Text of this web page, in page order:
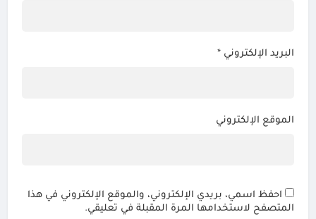
البريد الإلكتروني *
الموقع الإلكتروني
احفظ اسمي، بريدي الإلكتروني، والموقع الإلكتروني في هذا
المتصفح لاستخدامها المرة المقبلة في تعليقي.